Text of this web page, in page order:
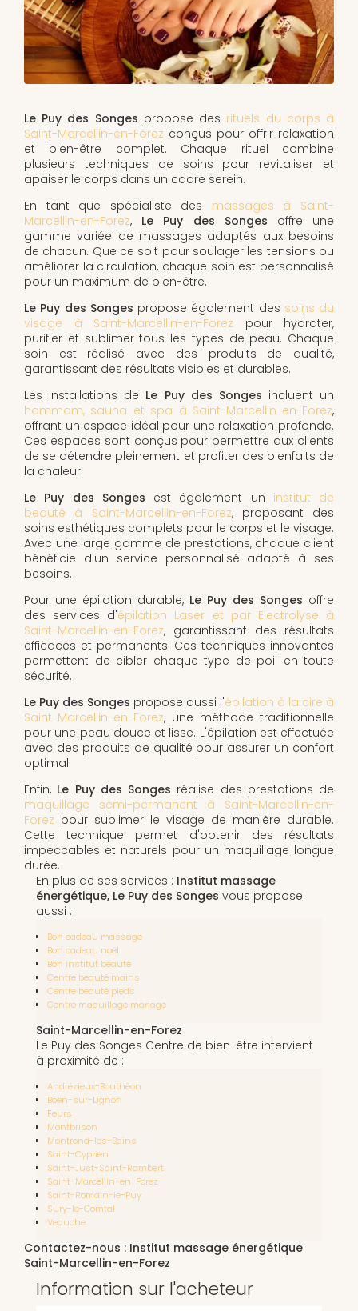
Le Puy des Songes propose des rituels du corps à
Saint-Marcellin-en-Forez conçus pour offrir relaxation
et bien-être complet. Chaque rituel combine
plusieurs techniques de soins pour revitaliser et
apaiser le corps dans un cadre serein.
En tant que spécialiste des massages à Saint-
Marcellin-en-Forez, Le Puy des Songes offre une
gamme variée de massages adaptés aux besoins
de chacun. Que ce soit pour soulager les tensions ou
améliorer la circulation, chaque soin est personnalisé
pour un maximum de bien-être.
Le Puy des Songes propose également des soins du
visage à Saint-Marcellin-en-Forez pour hydrater,
purifier et sublimer tous les types de peau. Chaque
soin est réalisé avec des produits de qualité,
garantissant des résultats visibles et durables.
Les installations de Le Puy des Songes incluent un
hammam, sauna et spa à Saint-Marcellin-en-Forez,
offrant un espace idéal pour une relaxation profonde.
Ces espaces sont conçus pour permettre aux clients
de se détendre pleinement et profiter des bienfaits de
la chaleur.
Le Puy des Songes est également un institut de
beauté à Saint-Marcellin-en-Forez, proposant des
soins esthétiques complets pour le corps et le visage.
Avec une large gamme de prestations, chaque client
bénéficie d'un service personnalisé adapté à ses
besoins.
Pour une épilation durable, Le Puy des Songes offre
des services d'épilation Laser et par Electrolyse à
Saint-Marcellin-en-Forez, garantissant des résultats
efficaces et permanents. Ces techniques innovantes
permettent de cibler chaque type de poil en toute
sécurité.
Le Puy des Songes propose aussi l'épilation à la cire à
Saint-Marcellin-en-Forez, une méthode traditionnelle
pour une peau douce et lisse. L'épilation est effectuée
avec des produits de qualité pour assurer un confort
optimal.
Enfin, Le Puy des Songes réalise des prestations de
maquillage semi-permanent à Saint-Marcellin-en-
Forez pour sublimer le visage de manière durable.
Cette technique permet d'obtenir des résultats
impeccables et naturels pour un maquillage longue
durée.
En plus de ses services : Institut massage
énergétique, Le Puy des Songes vous propose
aussi :
Bon cadeau massage
Bon cadeau noël
Bon institut beauté
Centre beauté mains
Centre beauté pieds
Centre maquillage mariage
Saint-Marcellin-en-Forez
Le Puy des Songes Centre de bien-être intervient
à proximité de :
Andrézieux-Bouthéon
Boën-sur-Lignon
Feurs
Montbrison
Montrond-les-Bains
Saint-Cyprien
Saint-Just-Saint-Rambert
Saint-Marcellin-en-Forez
Saint-Romain-le-Puy
Sury-le-Comtal
Veauche
Contactez-nous : Institut massage énergétique
Saint-Marcellin-en-Forez
Information sur l'acheteur